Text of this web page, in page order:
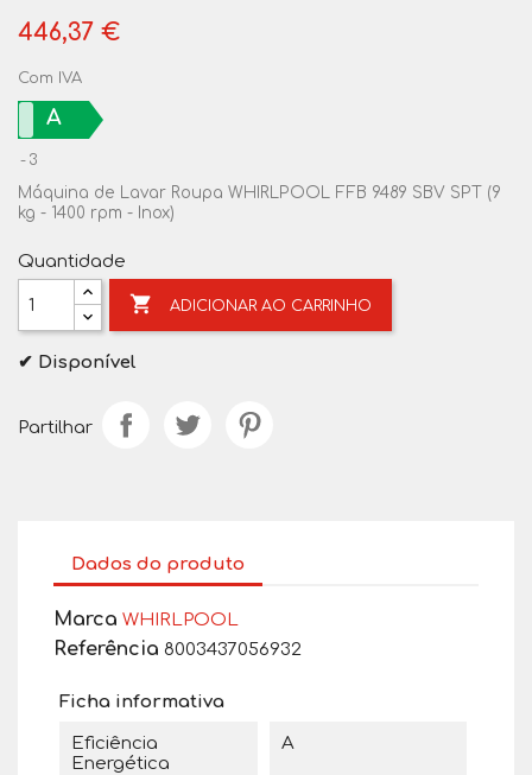
446,37 €
Com IVA
A
3
Máquina de Lavar Roupa WHIRLPOOL FFB 9489 SBV SPT (9
kg - 1400 rpm - Inox)
Quantidade
 ADICIONAR AO CARRINHO
✔ Disponível
Partilhar
Dados do produto
Marca WHIRLPOOL
Referência 8003437056932
Ficha informativa
Eficiência
Energética
A